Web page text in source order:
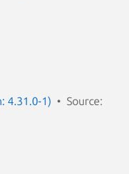
4.31.0-1)
Source: